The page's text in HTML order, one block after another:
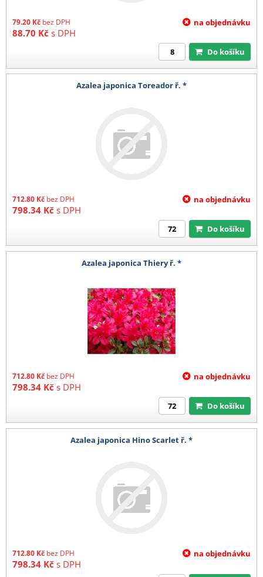
79.20 Kč bez DPH
88.70 Kč s DPH
na objednávku
Do košíku
Azalea japonica Toreador ř. *
712.80 Kč bez DPH
798.34 Kč s DPH
na objednávku
Do košíku
Azalea japonica Thiery ř. *
712.80 Kč bez DPH
798.34 Kč s DPH
na objednávku
Do košíku
Azalea japonica Hino Scarlet ř. *
712.80 Kč bez DPH
798.34 Kč s DPH
na objednávku